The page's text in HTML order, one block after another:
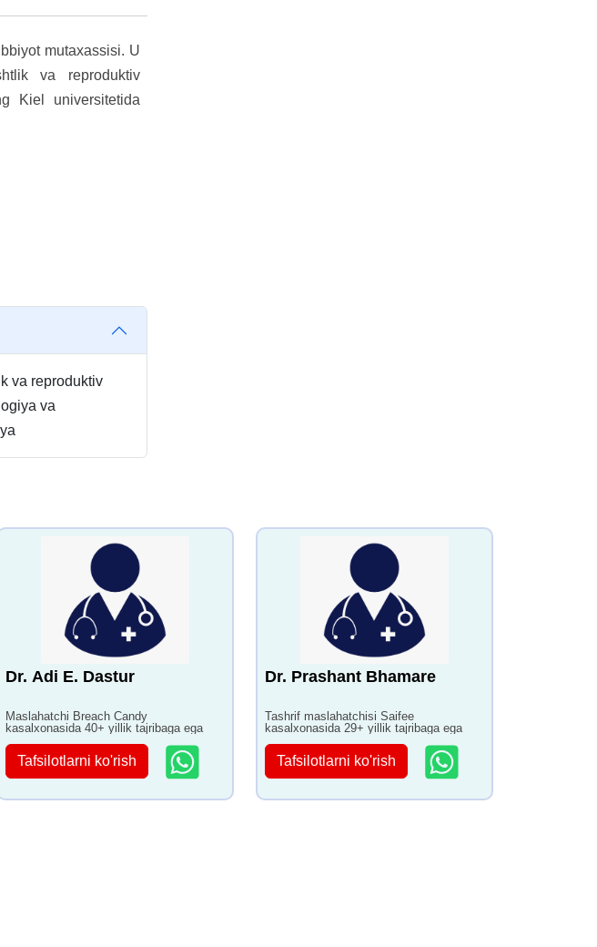
mutaxassisi. U
va reproduktiv
Kiel universitetida
va reproduktiv
va
Dr. Adi E. Dastur
Maslahatchi Breach Candy
kasalxonasida 40+ yillik tajribaga ega
Tafsilotlarni ko'rish
Dr. Prashant Bhamare
Tashrif maslahatchisi Saifee
kasalxonasida 29+ yillik tajribaga ega
Tafsilotlarni ko'rish